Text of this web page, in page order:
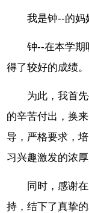
我是钟--的妈
钟--在本学期
得了较好的成绩。
为此，我首
的辛苦付出，换
导，严格要求，
习兴趣激发的浓厚
同时，感谢
持，结下了真挚